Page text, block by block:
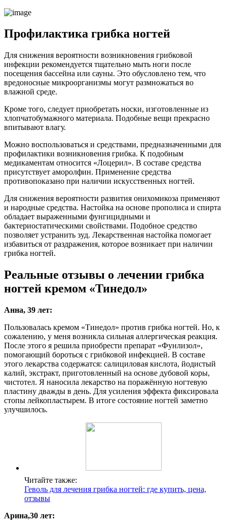
Профилактика грибка ногтей
Для снижения вероятности возникновения грибковой
инфекции рекомендуется тщательно мыть ноги после
посещения бассейна или сауны. Это обусловлено тем, что
вредоносные микроорганизмы могут размножаться во
влажной среде.
Кроме того, следует приобретать носки, изготовленные из
хлопчатобумажного материала. Подобные вещи прекрасно
впитывают влагу.
Можно воспользоваться и средствами, предназначенными для
профилактики возникновения грибка. К подобным
медикаментам относится «Лоцерил». В составе средства
присутствует аморолфин. Применение средства
противопоказано при наличии искусственных ногтей.
Для снижения вероятности развития онихомикоза применяют
и народные средства. Настойка на основе прополиса и спирта
обладает выраженными фунгицидными и
бактериостатическими свойствами. Подобное средство
позволяет устранить зуд. Лекарственная настойка помогает
избавиться от раздражения, которое возникает при наличии
грибка ногтей.
Реальные отзывы о лечении грибка
ногтей кремом «Тинедол»
Анна, 39 лет:
Пользовалась кремом «Тинедол» против грибка ногтей. Но, к
сожалению, у меня возникла сильная аллергическая реакция.
После этого я решила приобрести препарат «Фунлизол»,
помогающий бороться с грибковой инфекцией. В составе
этого лекарства содержатся: салициловая кислота, йодистый
калий, экстракт, приготовленный на основе дубовой коры,
чистотел. Я наносила лекарство на поражённую ногтевую
пластину дважды в день. Для усиления эффекта фиксировала
стопы лейкопластырем. В итоге состояние ногтей заметно
улучшилось.
Читайте также:
Геволь для лечения грибка ногтей: где купить, цена,
отзывы
Арина,30 лет: